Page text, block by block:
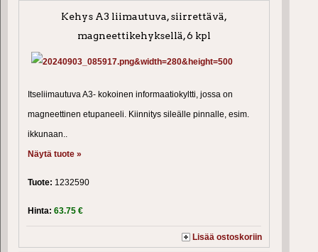
Kehys A3 liimautuva, siirrettävä,
magneettikehyksellä, 6 kpl
Itseliimautuva A3- kokoinen informaatiokyltti, jossa on
magneettinen etupaneeli. Kiinnitys sileälle pinnalle, esim.
ikkunaan..
Näytä tuote »
Tuote: 1232590
Hinta: 63.75 €
Lisää ostoskoriin